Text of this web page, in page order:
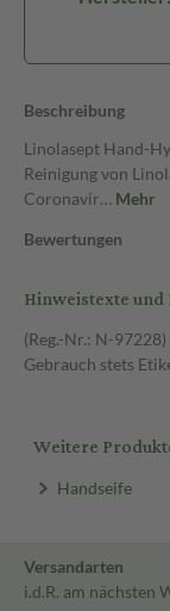
Beschreibung
Linolasept Hand-
Reinigung von
Coronavir… Mehr
Bewertungen
Hinweistexte
(Reg.-Nr.: N-
Gebrauch stets
Weitere
Handseife
Versandarten
i.d.R. am nächsten